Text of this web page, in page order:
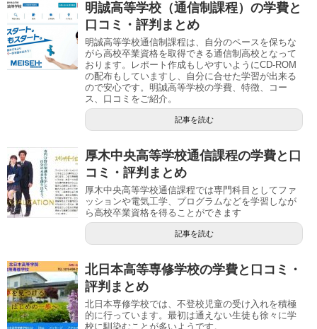
明誠高等学校（通信制課程）の学費と
口コミ・評判まとめ
明誠高等学校通信制課程は、自分のペースを保ちな
がら高校卒業資格を取得できる通信制高校となって
おります。レポート作成もしやすいようにCD-ROM
の配布もしていますし、自分に合せた学習が出来る
ので安心です。明誠高等学校の学費、特徴、コー
ス、口コミをご紹介。
記事を読む
厚木中央高等学校通信課程の学費と口
コミ・評判まとめ
厚木中央高等学校通信課程では専門科目としてファ
ッションや電気工学、プログラムなどを学習しなが
ら高校卒業資格を得ることができます
記事を読む
北日本高等専修学校の学費と口コミ・
評判まとめ
北日本専修学校では、不登校児童の受け入れを積極
的に行っています。最初は通えない生徒も徐々に学
校に馴染むことが多いようです。